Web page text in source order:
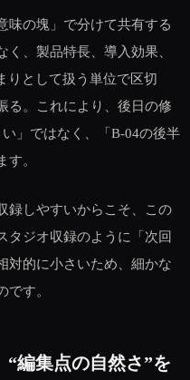
味の塊」で分けて共有する
、製品特長、導入効果、
りとして扱う単位で区切
る。これにより、後日の修
」ではなく、「B-04の後半
。
録しやすいからこそ、この
タジオ収録のように「次回
対的に小さいため、細かな
す。
“編集点の自然さ”を